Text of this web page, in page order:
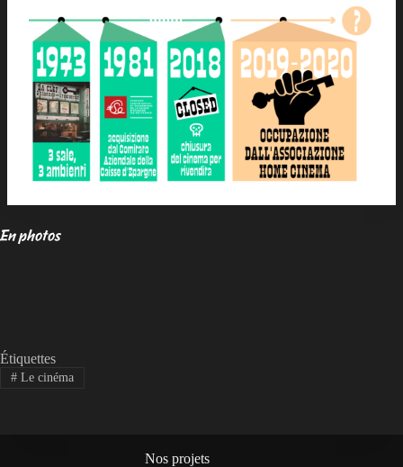
En photos
Étiquettes
#Le cinéma
Nos projets